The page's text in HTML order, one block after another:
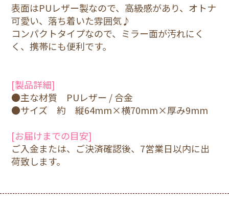
表面はPUレザー製なので、高級感があり、オトナ
可愛い、落ち着いた雰囲気♪
コンパクトタイプなので、ミラー面が汚れにく
く、携帯にも便利です。
[製品詳細]
●主な材質 PUレザー / 合金
●サイズ 約 縦64mm×横70mm×厚み9mm
[お届けまでの目安]
ご入金または、ご決済確認後、7営業日以内に出
荷致します。